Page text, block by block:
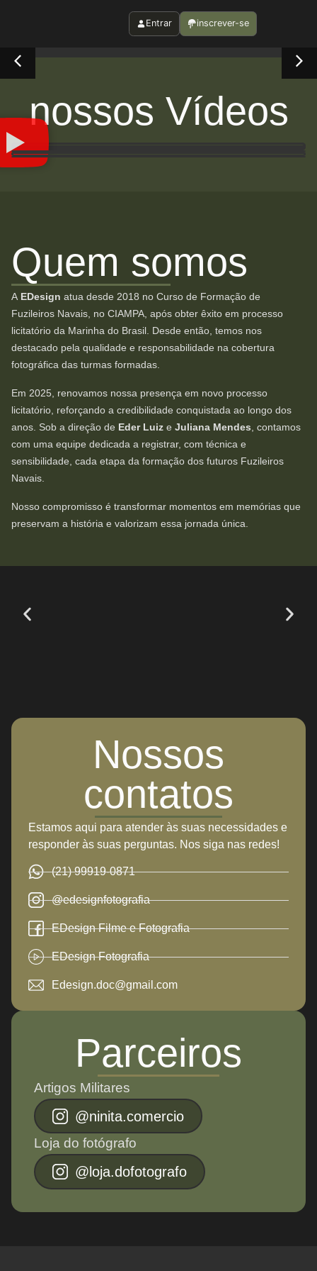
Entrar inscrever-se
nossos Vídeos
Quem somos
A EDesign atua desde 2018 no Curso de Formação de
Fuzileiros Navais, no CIAMPA, após obter êxito em processo
licitatório da Marinha do Brasil. Desde então, temos nos
destacado pela qualidade e responsabilidade na cobertura
fotográfica das turmas formadas.
Em 2025, renovamos nossa presença em novo processo
licitatório, reforçando a credibilidade conquistada ao longo dos
anos. Sob a direção de Eder Luiz e Juliana Mendes , contamos
com uma equipe dedicada a registrar, com técnica e
sensibilidade, cada etapa da formação dos futuros Fuzileiros
Navais.
Nosso compromisso é transformar momentos em memórias que
preservam a história e valorizam essa jornada única.
Nossos
contatos
Estamos aqui para atender às suas necessidades e
responder às suas perguntas. Nos siga nas redes!
(21) 99919-0871
@edesignfotografia
EDesign Filme e Fotografia
EDesign Fotografia
Edesign.doc@gmail.com
Parceiros
Artigos Militares
@ninita.comercio
Loja do fotógrafo
@loja.dofotografo